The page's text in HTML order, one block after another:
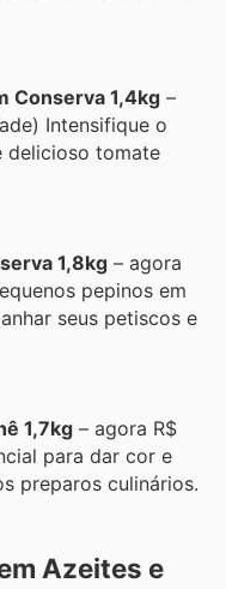
Conserva 1,4kg –
Intensifique o
delicioso tomate
1,8kg – agora
pepinos em
seus petiscos e
1,7kg – agora R$
para dar cor e
preparos culinários.
Azeites e